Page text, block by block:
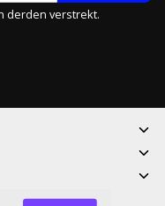
derden verstrekt.